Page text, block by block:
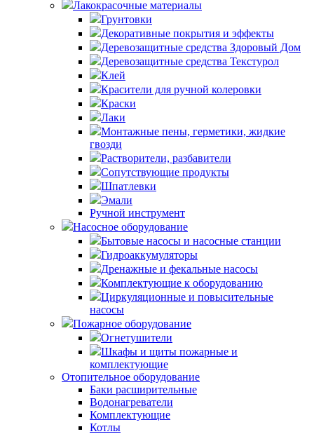
Лакокрасочные материалы
Грунтовки
Декоративные покрытия и эффекты
Деревозащитные средства Здоровый Дом
Деревозащитные средства Текстурол
Клей
Красители для ручной колеровки
Краски
Лаки
Монтажные пены, герметики, жидкие
гвозди
Растворители, разбавители
Сопутствующие продукты
Шпатлевки
Эмали
Ручной инструмент
Насосное оборудование
Бытовые насосы и насосные станции
Гидроаккумуляторы
Дренажные и фекальные насосы
Комплектующие к оборудованию
Циркуляционные и повысительные
насосы
Пожарное оборудование
Огнетушители
Шкафы и щиты пожарные и
комплектующие
Отопительное оборудование
Баки расширительные
Водонагреватели
Комплектующие
Котлы